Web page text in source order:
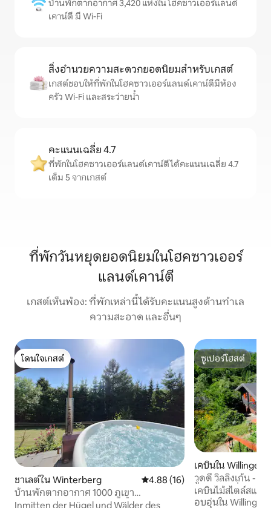
บ้านพักตากอากาศ 3,420 แห่งใน โฮคซาวเออร์แลนด์
เคาน์ตี มี Wi-Fi
สิ่งอำนวยความสะดวกยอดนิยมสำหรับเกสต์
เกสต์ชอบให้ที่พักในโฮคซาวเออร์แลนด์เคาน์ตีมีห้อง
ครัว Wi-Fi และสระว่ายน้ำ
คะแนนเฉลี่ย 4.7
ที่พักในโฮคซาวเออร์แลนด์เคาน์ตีได้คะแนนเฉลี่ย 4.7
เต็ม 5 จากเกสต์
ที่พักวันหยุดยอดนิยมในโฮคซาวเออร์
แลนด์เคาน์ตี
เกสต์เห็นพ้อง: ที่พักเหล่านี้ได้รับคะแนนสูงด้านทำเล
ความสะอาด และอื่นๆ
โดนใจเกสต์
โดนใจเกสต์
ชาเลต์ใน Winterberg คะแนนเฉลี่ย 4.88 จาก 5, 16 รีวิว
4.88 (16)
บ้านพักตากอากาศ 1000 ภูเขา
Winterberg เตาผิงและอ่างน้ำวน
Inmitten der Hügel und Wälder des
ซูเปอร์โฮสต์
ซูเปอร์โฮสต์
เคบินใน Willingen
วูดดี้ วิลลิงเก้น - ก
ธรรมชาติที่งดงาม
เคบินไม้สไตล์สแก
อบอุ่นใน